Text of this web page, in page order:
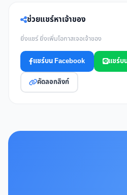
ช่วยแชร์หาเจ้าของ
ยิ่งแชร์ ยิ่งเพิ่มโอกาสเจอเจ้าของ
แชร์บน Facebook แชร์บ
คัดลอกลิงก์